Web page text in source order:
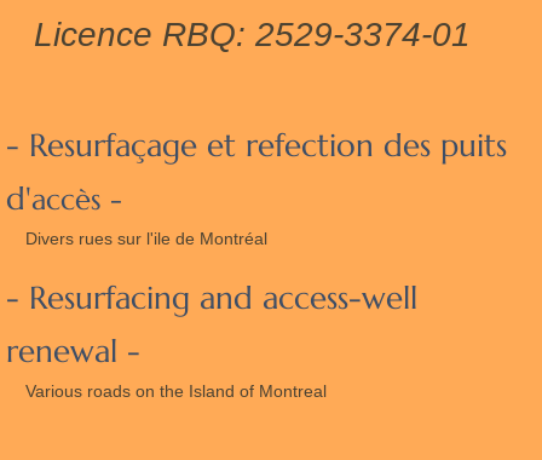
L'année 2016
Infrastructures Électrique
Planage et resurfaçage
Resurfaçage et refection puits d'accès
Licence RBQ: 2529-3374-01
- Resurfaçage et refection des puits
d'accès -
Divers rues sur l'ile de Montréal
- Resurfacing and access-well
renewal -
Various roads on the Island of Montreal